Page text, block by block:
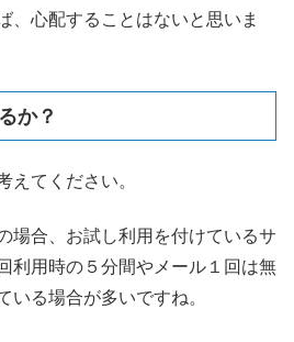
、心配することはないと思いま
か？
えてください。
場合、お試し利用を付けているサ
利用時の５分間やメール１回は無
いる場合が多いですね。